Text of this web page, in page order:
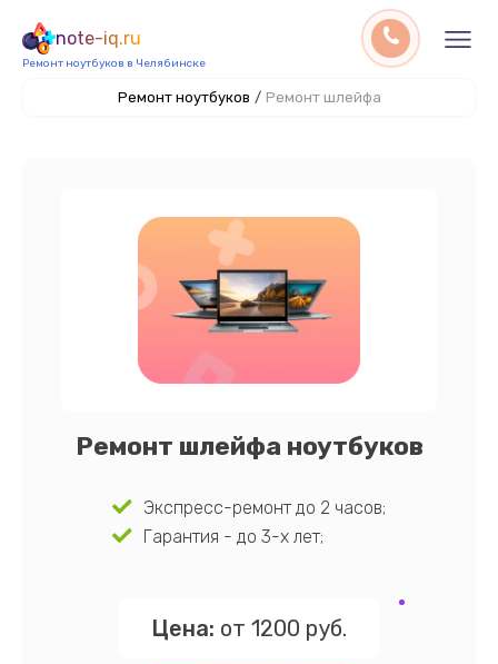
note-iq.ru
Ремонт ноутбуков в Челябинске
Ремонт ноутбуков / Ремонт шлейфа
Ремонт шлейфа ноутбуков
Экспресс-ремонт до 2 часов;
Гарантия - до 3-х лет;
Цена: от 1200 руб.